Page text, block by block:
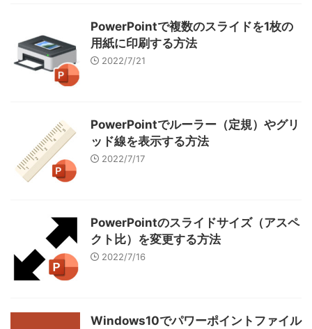
PowerPointで複数のスライドを1枚の
用紙に印刷する方法
2022/7/21
PowerPointでルーラー（定規）やグリ
ッド線を表示する方法
2022/7/17
PowerPointのスライドサイズ（アスペ
クト比）を変更する方法
2022/7/16
Windows10でパワーポイントファイル